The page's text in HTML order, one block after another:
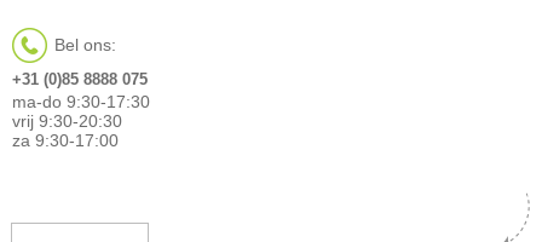
Bel ons:
+31 (0)85 8888 075
ma-do 9:30-17:30
vrij 9:30-20:30
za 9:30-17:00